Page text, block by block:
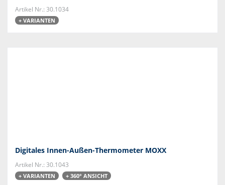
Artikel Nr.: 30.1034
+ VARIANTEN
Digitales Innen-Außen-Thermometer MOXX
Artikel Nr.: 30.1043
+ VARIANTEN + 360° ANSICHT